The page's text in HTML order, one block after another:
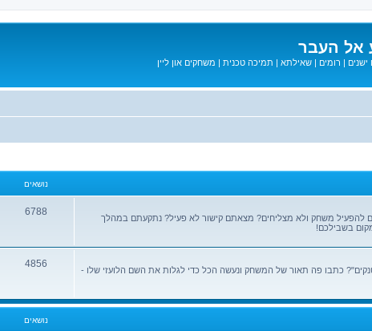
אל העבר
| רומים | שאילתא | תמיכה טכנית | משחקים און ליין
נושאים
להפעיל משחק ולא מצליחים? מצאתם קישור לא פעיל? נתקעתם במהלך
בשבילכם!
6788
כתבו פה תאור של המשחק ונעשה הכל כדי לגלות את השם הלועזי שלו -
4856
נושאים